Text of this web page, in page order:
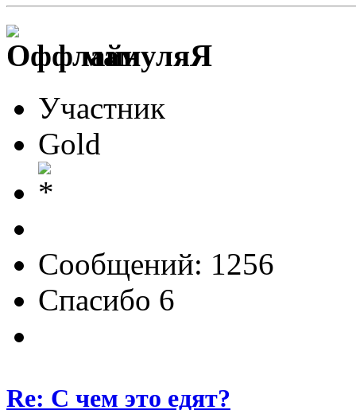
мамуляЯ
Участник
Gold
Сообщений: 1256
Спасибо 6
Re: С чем это едят?